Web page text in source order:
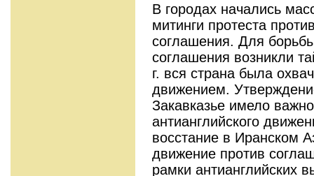
В городах начались
митинги протеста
соглашения. Для
соглашения возникли
г. вся страна была
движением.
Закавказье имело
антианглийского
восстание в Иранском
движение против
рамки антианглийских